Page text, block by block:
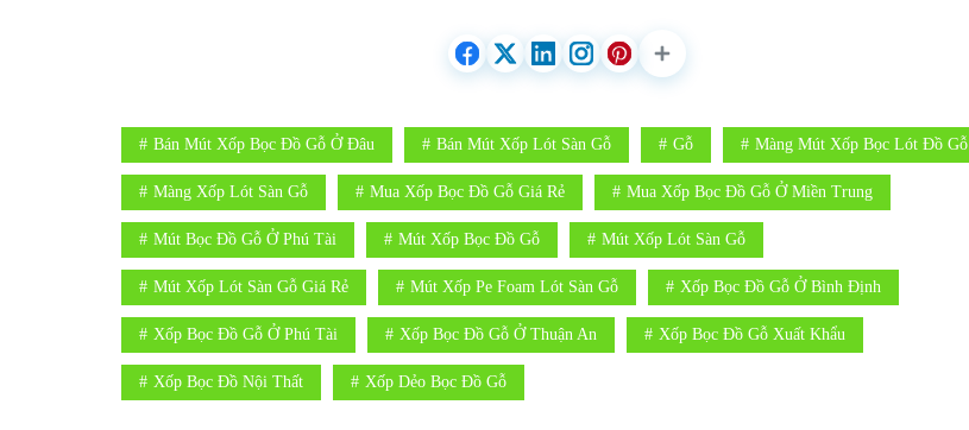
Bán Mút Xốp Bọc Đồ Gỗ Ở Đâu Bán Mút Xốp Lót Sàn Gỗ Gỗ Màng Mút Xốp Bọc Lót Đồ Gỗ
Màng Xốp Lót Sàn Gỗ Mua Xốp Bọc Đồ Gỗ Giá Rẻ Mua Xốp Bọc Đồ Gỗ Ở Miền Trung
Mút Bọc Đồ Gỗ Ở Phú Tài Mút Xốp Bọc Đồ Gỗ Mút Xốp Lót Sàn Gỗ
Mút Xốp Lót Sàn Gỗ Giá Rẻ Mút Xốp Pe Foam Lót Sàn Gỗ Xốp Bọc Đồ Gỗ Ở Bình Định
Xốp Bọc Đồ Gỗ Ở Phú Tài Xốp Bọc Đồ Gỗ Ở Thuận An Xốp Bọc Đồ Gỗ Xuất Khẩu
Xốp Bọc Đồ Nội Thất Xốp Dẻo Bọc Đồ Gỗ